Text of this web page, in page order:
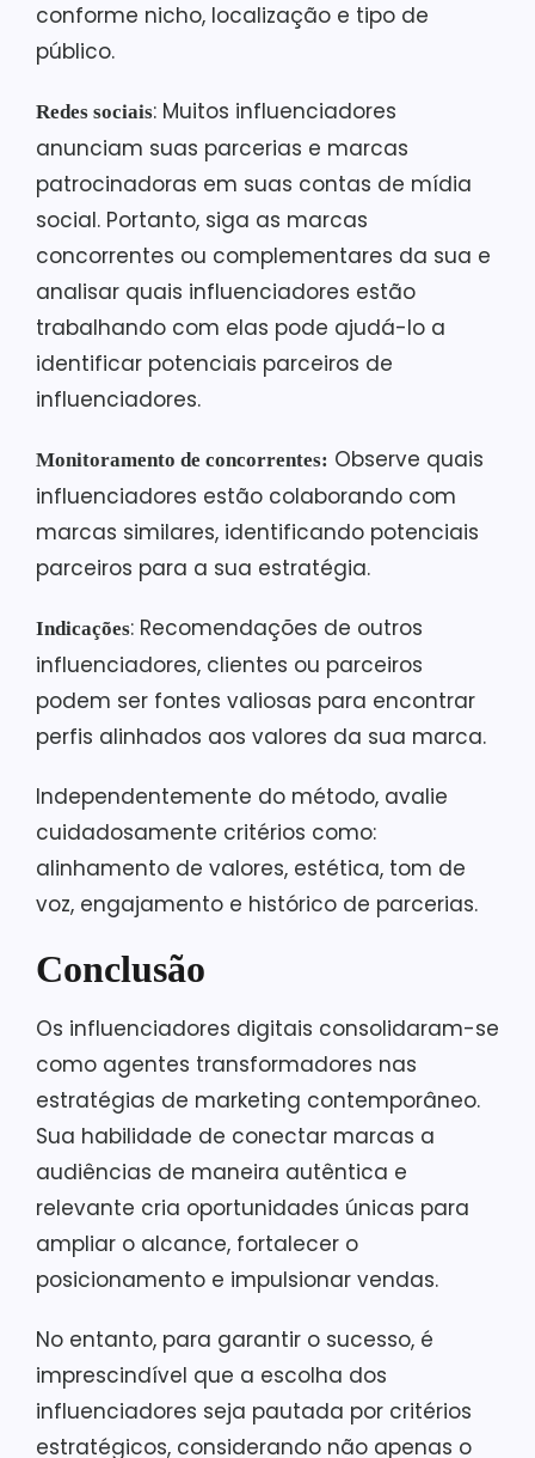
conforme nicho, localização e tipo de
público.
Redes sociais: Muitos influenciadores
anunciam suas parcerias e marcas
patrocinadoras em suas contas de mídia
social. Portanto, siga as marcas
concorrentes ou complementares da sua e
analisar quais influenciadores estão
trabalhando com elas pode ajudá-lo a
identificar potenciais parceiros de
influenciadores.
Monitoramento de concorrentes: Observe quais
influenciadores estão colaborando com
marcas similares, identificando potenciais
parceiros para a sua estratégia.
Indicações: Recomendações de outros
influenciadores, clientes ou parceiros
podem ser fontes valiosas para encontrar
perfis alinhados aos valores da sua marca.
Independentemente do método, avalie
cuidadosamente critérios como:
alinhamento de valores, estética, tom de
voz, engajamento e histórico de parcerias.
Conclusão
Os influenciadores digitais consolidaram-se
como agentes transformadores nas
estratégias de marketing contemporâneo.
Sua habilidade de conectar marcas a
audiências de maneira autêntica e
relevante cria oportunidades únicas para
ampliar o alcance, fortalecer o
posicionamento e impulsionar vendas.
No entanto, para garantir o sucesso, é
imprescindível que a escolha dos
influenciadores seja pautada por critérios
estratégicos, considerando não apenas o